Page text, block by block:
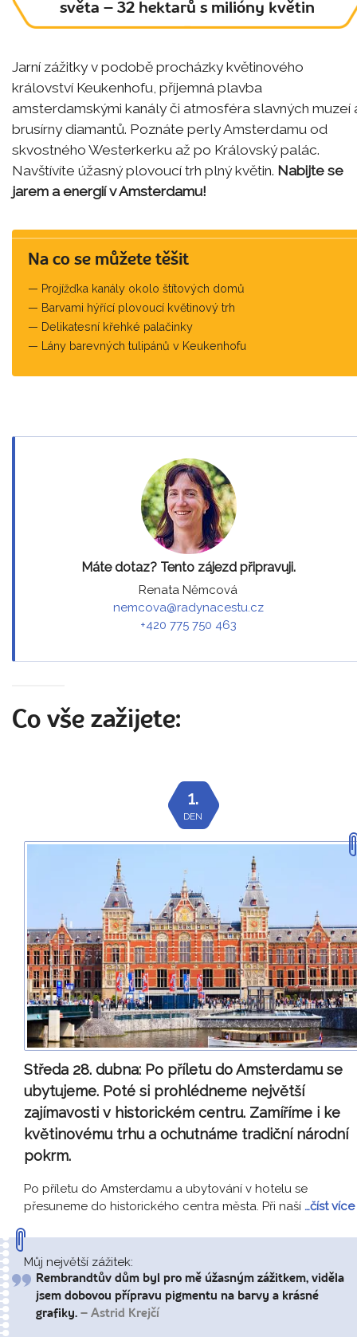
světa – 32 hektarů s milióny květin
Jarní zážitky v podobě procházky květinového
království Keukenhofu, příjemná plavba
amsterdamskými kanály či atmosféra slavných muzeí
brusírny diamantů. Poznáte perly Amsterdamu od
skvostného Westerkerku až po Královský palác.
Navštívíte úžasný plovoucí trh plný květin. Nabijte se
jarem a energií v Amsterdamu!
Na co se můžete těšit
Projížďka kanály okolo štítových domů
Barvami hýřící plovoucí květinový trh
Delikatesní křehké palačinky
Lány barevných tulipánů v Keukenhofu
Máte dotaz? Tento zájezd připravuji.
Renata Němcová
nemcova@radynacestu.cz
+420 775 750 463
Co vše zažijete:
1.
DEN
Středa 28. dubna: Po příletu do Amsterdamu se
ubytujeme. Poté si prohlédneme největší
zajímavosti v historickém centru. Zamíříme i ke
květinovému trhu a ochutnáme tradiční národní
pokrm.
Po příletu do Amsterdamu a ubytování v hotelu se
přesuneme do historického centra města. Při naší …číst více
Můj největší zážitek:
Rembrandtův dům byl pro mě úžasným zážitkem, viděla
jsem dobovou přípravu pigmentu na barvy a krásné
grafiky. – Astrid Krejčí